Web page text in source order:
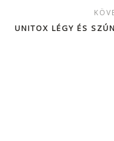
UNITOX LÉGY ÉS